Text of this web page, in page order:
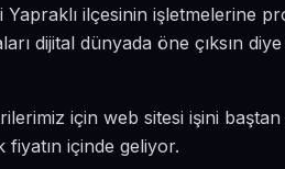
Yapraklı ilçesinin işletmelerine
dijital dünyada öne çıksın
için web sitesi işini
fiyatın içinde geliyor.